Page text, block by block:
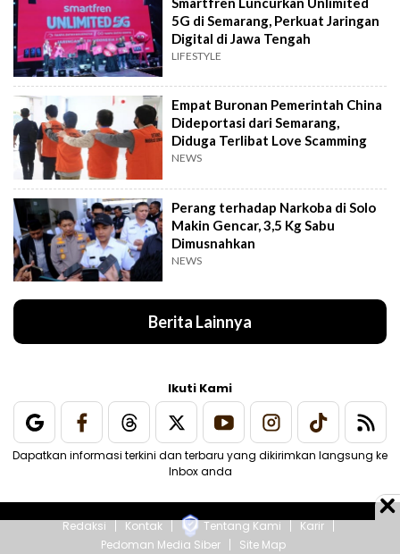
5G di Semarang, Perkuat Jaringan
Digital di Jawa Tengah
LIFESTYLE
Empat Buronan Pemerintah China
Dideportasi dari Semarang,
Diduga Terlibat Love Scamming
NEWS
Perang terhadap Narkoba di Solo
Makin Gencar, 3,5 Kg Sabu
Dimusnahkan
NEWS
Berita Lainnya
Ikuti Kami
Dapatkan informasi terkini dan terbaru yang dikirimkan langsung ke
Inbox anda
Redaksi Kontak Tentang Kami
Karir
Pedoman Media Siber
Site Map